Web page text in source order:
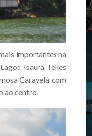
importantes na
Isaura Telles
Caravela com
ao centro.